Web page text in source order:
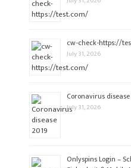
cw-check-https://
July 31, 2026
Coronavirus disease
July 31, 2026
Onlyspins Login –